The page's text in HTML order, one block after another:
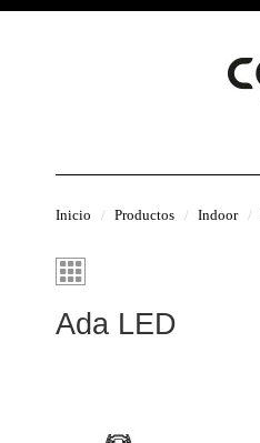
Inicio Productos Indoor
Ada LED